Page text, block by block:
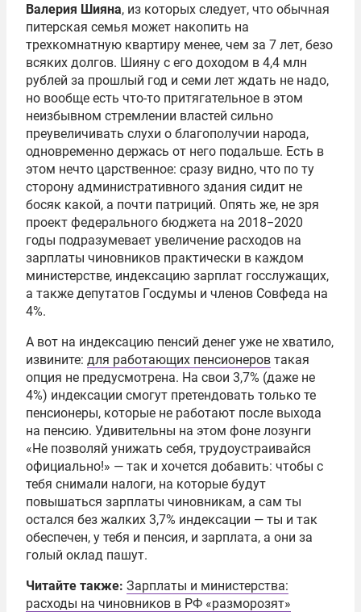
Валерия Шияна, из которых следует, что обычная
питерская семья может накопить на
трехкомнатную квартиру менее, чем за 7 лет, безо
всяких долгов. Шияну с его доходом в 4,4 млн
рублей за прошлый год и семи лет ждать не надо,
но вообще есть что-то притягательное в этом
неизбывном стремлении властей сильно
преувеличивать слухи о благополучии народа,
одновременно держась от него подальше. Есть в
этом нечто царственное: сразу видно, что по ту
сторону административного здания сидит не
босяк какой, а почти патриций. Опять же, не зря
проект федерального бюджета на 2018−2020
годы подразумевает увеличение расходов на
зарплаты чиновников практически в каждом
министерстве, индексацию зарплат госслужащих,
а также депутатов Госдумы и членов Совфеда на
4%.
А вот на индексацию пенсий денег уже не хватило,
извините: для работающих пенсионеров такая
опция не предусмотрена. На свои 3,7% (даже не
4%) индексации смогут претендовать только те
пенсионеры, которые не работают после выхода
на пенсию. Удивительны на этом фоне лозунги
«Не позволяй унижать себя, трудоустраивайся
официально!» — так и хочется добавить: чтобы с
тебя снимали налоги, на которые будут
повышаться зарплаты чиновникам, а сам ты
остался без жалких 3,7% индексации — ты и так
обеспечен, у тебя и пенсия, и зарплата, а они за
голый оклад пашут.
Читайте также: Зарплаты и министерства:
расходы на чиновников в РФ «разморозят»